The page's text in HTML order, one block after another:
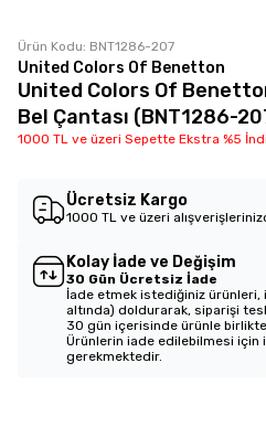
Ürün Kodu: BNT1286-207
United Colors Of Benetton
United Colors Of
Bel Çantası (BNT1286-
1000 TL ve üzeri Sepette Ekstra %5
Ücretsiz Kargo
1000 TL ve üzeri
Kolay İade ve Değişim
30 Gün Ücretsiz İade
İade etmek istediğiniz ürünleri,
altında) doldurarak, siparişi
30 gün içerisinde ürünle
Ürünlerin iade edilebilmesi için
gerekmektedir.